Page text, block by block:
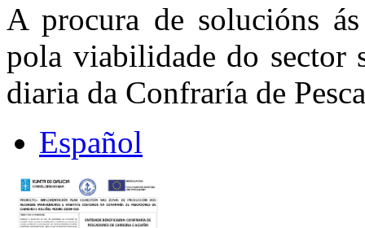
A procura de solucións
pola viabilidade do sector
diaria da Confraría de
Español